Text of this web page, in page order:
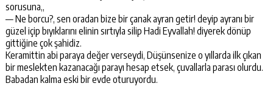
sorusuna,,
— Ne borcu?, sen oradan bize bir çanak ayran getir! deyip ayranı bir
güzel içip bıyıklarını elinin sırtıyla silip Hadi Eyvallah! diyerek dönüp
gittiğine çok şahidiz.
Keramittin abi paraya değer verseydi, Düşünsenize o yıllarda ilk çıkan
bir meslekten kazanacağı parayı hesap etsek, çuvallarla parası olurdu.
Babadan kalma eski bir evde oturuyordu.